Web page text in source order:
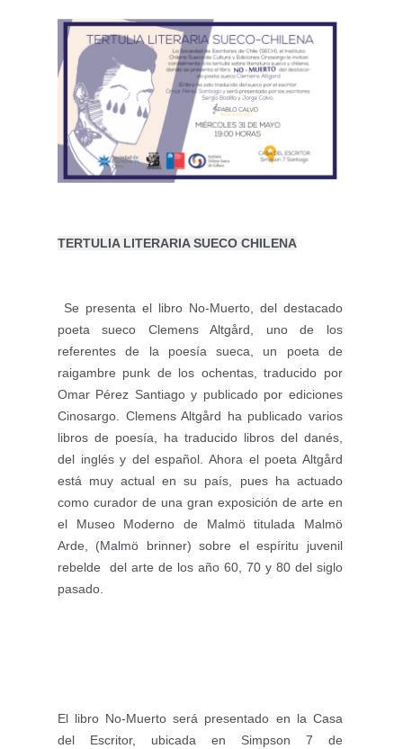
TERTULIA LITERARIA SUECO CHILENA
poeta sueco Clemens Altgård, uno de los
referentes de la poesía sueca, un poeta de
raigambre punk de los ochentas, traducido por
Omar Pérez Santiago y publicado por ediciones
Cinosargo. Clemens Altgård ha publicado varios
libros de poesía, ha traducido libros del danés,
del inglés y del español. Ahora el poeta Altgård
está muy actual en su país, pues ha actuado
como curador de una gran exposición de arte en
el Museo Moderno de Malmö titulada Malmö
Arde, (Malmö brinner) sobre el espíritu juvenil
rebelde  del arte de los año 60, 70 y 80 del siglo
pasado.
El libro No-Muerto será presentado en la Casa
del Escritor, ubicada en Simpson 7 de